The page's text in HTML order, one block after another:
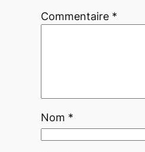
Commentaire *
Nom *